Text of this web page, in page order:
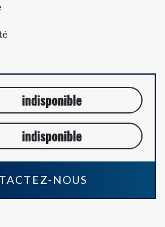
indisponible
indisponible
NOUS